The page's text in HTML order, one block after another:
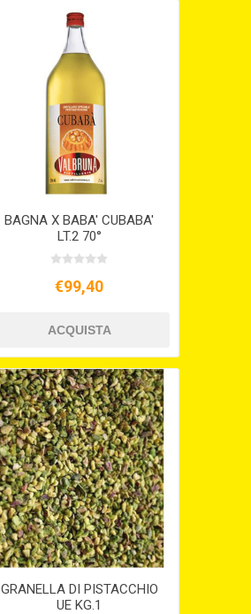
BAGNA X BABA' CUBABA'
LT.2 70°
€99,40
GRANELLA DI PISTACCHIO
UE KG.1